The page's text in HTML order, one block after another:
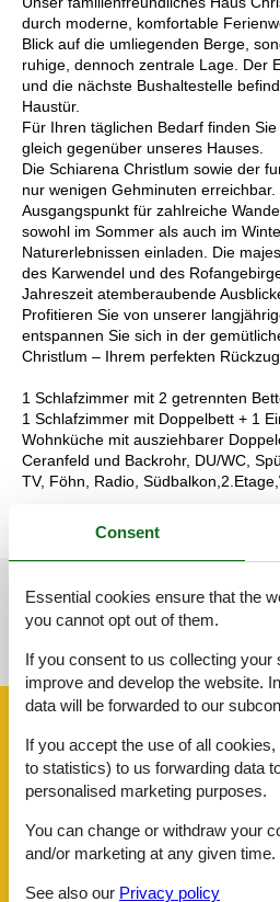
durch moderne, komfortable
Blick auf die umliegenden Berge,
ruhige, dennoch zentrale Lage. Der
und die nächste Bushaltestelle
Haustür.
Für Ihren täglichen Bedarf finden
gleich gegenüber unseres Hauses.
Die Schiarena Christlum sowie der
nur wenigen Gehminuten
Ausgangspunkt für zahlreiche
sowohl im Sommer als auch im
Naturerlebnissen einladen. Die
des Karwendel und des
Jahreszeit atemberaubende
Profitieren Sie von unserer
entspannen Sie sich in der
Christlum – Ihrem perfekten
1 Schlafzimmer mit 2 getrennten
1 Schlafzimmer mit Doppelbett + 1
Wohnküche mit ausziehbarer
Ceranfeld und Backrohr, DU/WC,
TV, Föhn, Radio,
See nearby
See the course of the sun
AccommodationFacilities
Bike friendly
Credit cards
Hiker friendly
Consent
Essential cookies ensure that the
you cannot opt out of them.
If you consent to us collecting your
improve and develop the website.
data will be forwarded to our
If you accept the use of all
to statistics) to us forwarding data
personalised marketing purposes.
You can change or withdraw your
and/or marketing at any given time.
See also our Privacy policy